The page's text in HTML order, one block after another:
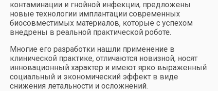
контаминации и гнойной инфекции, предложены
новые технологии имплантации современных
биосовместимых материалов, которые с успехом
внедрены в реальной практической роботе.
Многие его разработки нашли применение в
клинической практике, отличаются новизной, носят
инновационный характер и имеют ярко выраженный
социальный и экономический эффект в виде
снижения летальности и осложнений.